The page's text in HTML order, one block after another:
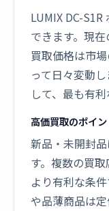
LUMIX DC-
できます。現
買取価格は市
って日々変動
して、最も有
高価買取のポイン
新品・未開封
す。複数の買取
より有利な条
や品薄商品は